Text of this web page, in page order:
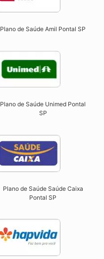
Plano de Saúde Amil Pontal SP
Plano de Saúde Unimed Pontal
SP
Plano de Saúde Saúde Caixa
Pontal SP​